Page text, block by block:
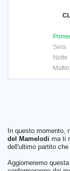
Sera
Notte
In questo momento,
del Mamelodi ma ti
dell'ultimo partito
Aggiorneremo questa